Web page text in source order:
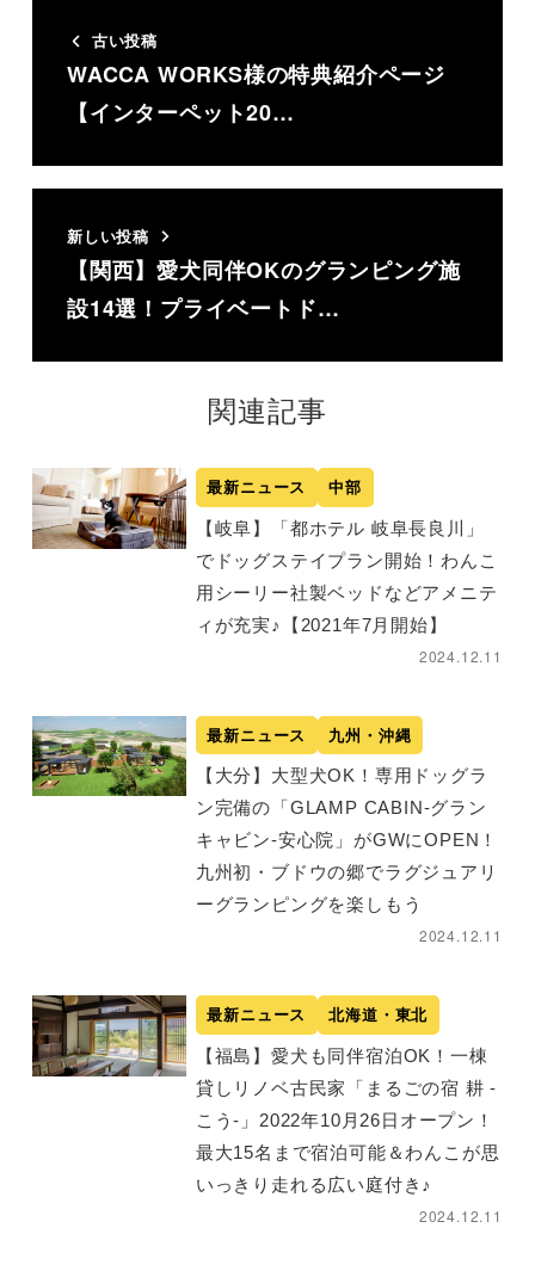
古い投稿
WACCA WORKS様の特典紹介ページ
【インターペット20…
新しい投稿
【関西】愛犬同伴OKのグランピング施
設14選！プライベートド…
関連記事
最新ニュース 中部
【岐阜】「都ホテル 岐阜長良川」
でドッグステイプラン開始！わんこ
用シーリー社製ベッドなどアメニテ
ィが充実♪【2021年7月開始】
2024.12.11
最新ニュース 九州・沖縄
【大分】大型犬OK！専用ドッグラ
ン完備の「GLAMP CABIN-グラン
キャビン-安心院」がGWにOPEN！
九州初・ブドウの郷でラグジュアリ
ーグランピングを楽しもう
2024.12.11
最新ニュース 北海道・東北
【福島】愛犬も同伴宿泊OK！一棟
貸しリノベ古民家「まるごの宿 耕 -
こう-」2022年10月26日オープン！
最大15名まで宿泊可能＆わんこが思
いっきり走れる広い庭付き♪
2024.12.11